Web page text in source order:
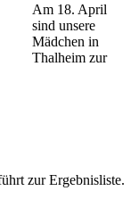
Am 18. April
sind unsere
Mädchen in
Thalheim zur
zur Ergebnisliste.